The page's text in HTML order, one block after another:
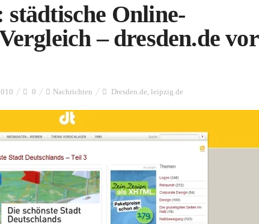
städtische Online-
– dresden.de vor
0 Nachrichten Dresden.de, leipzig.de